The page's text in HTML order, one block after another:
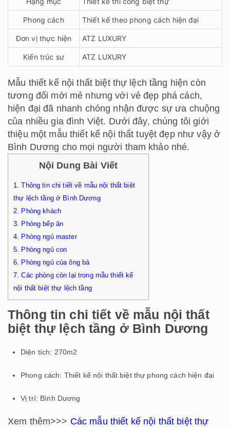
Phong cách Thiết kế theo phong cách hiện đại
Đơn vị thực hiện ATZ LUXURY
Kiến trúc sư ATZ LUXURY
Mẫu thiết kế nội thất biệt thự lệch tầng hiện còn
tương đối mới mẻ nhưng với vẻ đẹp phá cách,
hiện đại đã nhanh chóng nhận được sự ưa chuộng
của nhiều gia đình Việt. Dưới đây, chúng tôi giới
thiệu một mẫu thiết kế nội thất tuyệt đẹp như vậy ở
Bình Dương cho mọi người tham khảo nhé.
Nội Dung Bài Viết
1.
Thông tin chi tiết về mẫu nội thất biệt
thự lệch tầng ở Bình Dương
2.
Phòng khách
3.
Phòng bếp ăn
4.
Phòng ngủ master
5.
Phòng ngủ con
6.
Phòng ngủ của ông bà
7. Các phòng còn lại trong mẫu thiết kế
nội thất biệt thự lệch tầng
Thông tin chi tiết về mẫu nội thất
biệt thự lệch tầng ở Bình Dương
Diện tích: 270m2
Phong cách: Thiết kế nội thất biệt thự phong cách hiện đại
Vị trí: Bình Dương
Xem thêm>>> Các mẫu thiết kế nội thất biệt thự